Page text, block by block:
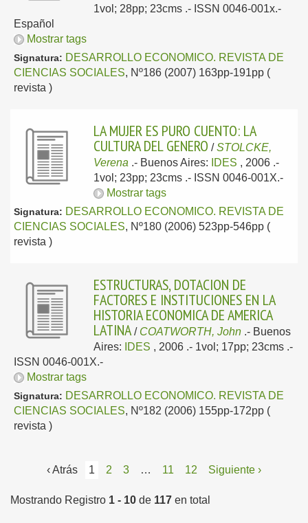
1vol; 28pp; 23cms .- ISSN 0046-001x.-
Español
Mostrar tags
Signatura: DESARROLLO ECONOMICO. REVISTA DE
CIENCIAS SOCIALES, Nº186 (2007) 163pp-191pp (
revista )
LA MUJER ES PURO CUENTO: LA
CULTURA DEL GENERO /STOLCKE,
Verena .- Buenos Aires: IDES , 2006 .-
1vol; 23pp; 23cms .- ISSN 0046-001X.-
Mostrar tags
Signatura: DESARROLLO ECONOMICO. REVISTA DE
CIENCIAS SOCIALES, Nº180 (2006) 523pp-546pp (
revista )
ESTRUCTURAS, DOTACION DE
FACTORES E INSTITUCIONES EN LA
HISTORIA ECONOMICA DE AMERICA
LATINA / COATWORTH, John .- Buenos
Aires:
IDES , 2006 .- 1vol; 17pp; 23cms .-
ISSN 0046-001X.-
Mostrar tags
Signatura: DESARROLLO ECONOMICO. REVISTA DE
CIENCIAS SOCIALES, Nº182 (2006) 155pp-172pp (
revista )
‹ Atrás 1 2 3 … 11 12 Siguiente ›
Mostrando Registro 1 - 10 de 117 en total